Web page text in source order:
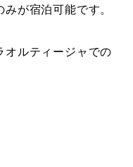
が宿泊可能です。
オルティージャでの